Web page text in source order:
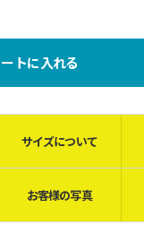
トに入れる
サイズについて
お客様の写真